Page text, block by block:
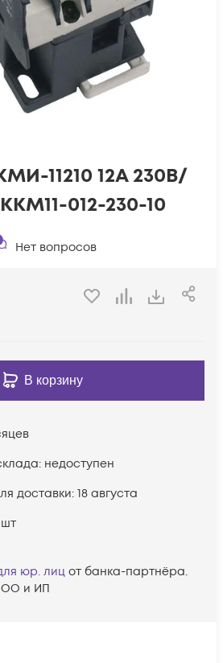
11210 12А 230В/
012-230-10
Нет вопросов
В корзину
недоступен
доставки: 18 августа
шт
юр. лиц от банка-партнёра.
и ИП